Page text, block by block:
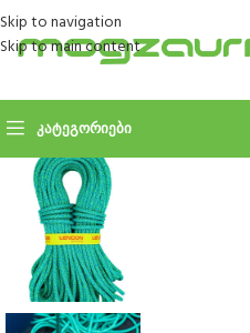
Skip to navigation
Skip to main content
ᲙᲐᲢᲔᲒᲝᲠᲘᲔᲑᲘ